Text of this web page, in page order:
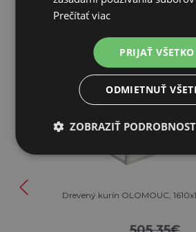
SÚVISIACE
Zľava 60%
Drevený kurín OLOMOUC,
Prečítať viac
PRIJAŤ VŠETKO
ODMIETNUŤ
ZOBRAZIŤ